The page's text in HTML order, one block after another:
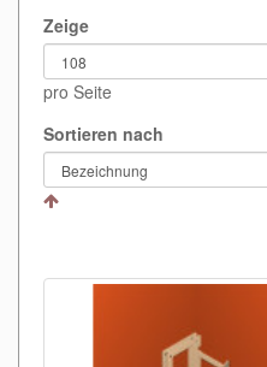
Zeige
pro Seite
Sortieren nach